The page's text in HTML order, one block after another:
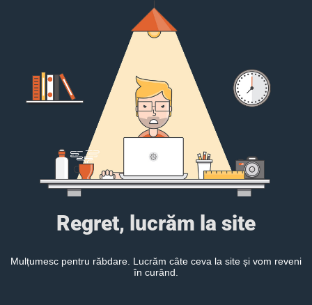
Regret, lucrăm la site
Mulțumesc pentru răbdare. Lucrăm câte ceva la site și vom reveni
în curând.